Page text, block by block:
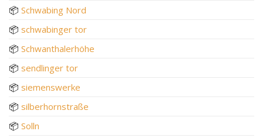
📦 Schwabing Nord
📦 schwabinger tor
📦 Schwanthalerhöhe
📦 sendlinger tor
📦 siemenswerke
📦 silberhornstraße
📦 Solln